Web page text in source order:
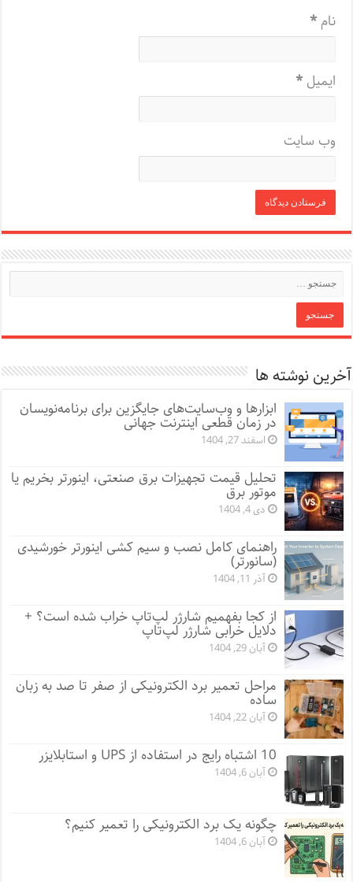
نام*
ایمیل*
وب‌ سایت
آخرین نوشته ها
ابزارها و وب‌سایت‌های جایگزین برای برنامه‌نویسان
در زمان قطعی اینترنت جهانی
اسفند 27, 1404
تحلیل قیمت تجهیزات برق صنعتی، اینورتر بخریم یا
موتور برق
دی 4, 1404
راهنمای کامل نصب و سیم کشی اینورتر خورشیدی
(سانورتر)
آذر 11, 1404
از کجا بفهمیم شارژر لپ‌تاپ خراب شده است؟ +
دلایل خرابی شارژر لپ‌تاپ
آبان 29, 1404
مراحل تعمیر برد الکترونیکی از صفر تا صد به زبان
ساده
آبان 22, 1404
10 اشتباه رایج در استفاده از UPS و استابلایزر
آبان 6, 1404
چگونه یک برد الکترونیکی را تعمیر کنیم؟
آبان 6, 1404